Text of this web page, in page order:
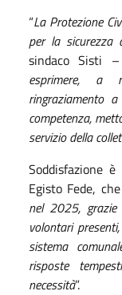
“La Protezione
per la sicurezza
sindaco Sisti –
esprimere, a
ringraziamento
competenza,
servizio della
Soddisfazione
Egisto Fede,
nel 2025,
volontari
sistema
risposte
necessità”.